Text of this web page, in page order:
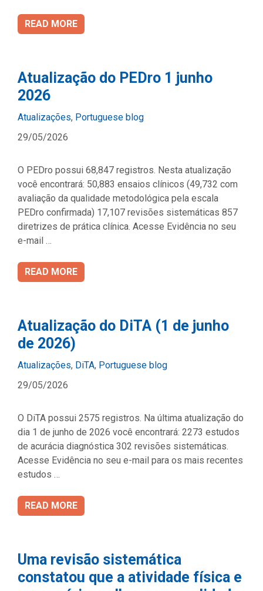
READ MORE
Atualização do PEDro 1 junho
2026
Categories
Atualizações, Portuguese blog
29/05/2026
O PEDro possui 68,847 registros. Nesta atualização
você encontrará: 50,883 ensaios clínicos (49,732 com
avaliação da qualidade metodológica pela escala
PEDro confirmada) 17,107 revisões sistemáticas 857
diretrizes de prática clínica. Acesse Evidência no seu
e-mail …
READ MORE
Atualização do DiTA (1 de junho
de 2026)
Categories
Atualizações, DiTA, Portuguese blog
29/05/2026
O DiTA possui 2575 registros. Na última atualização do
dia 1 de junho de 2026 você encontrará: 2273 estudos
de acurácia diagnóstica 302 revisões sistemáticas.
Acesse Evidência no seu e-mail para os mais recentes
estudos …
READ MORE
Uma revisão sistemática
constatou que a atividade física e